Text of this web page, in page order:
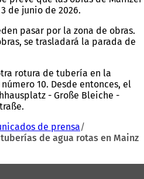
de junio de 2026.
pasar por la zona de obras.
se trasladará la parada de
rotura de tubería en la
10. Desde entonces, el
- Große Bleiche -
de prensa
de agua rotas en Mainz